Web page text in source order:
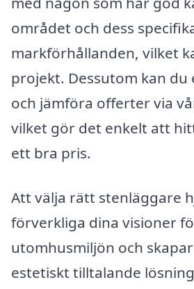
området och dess
markförhållanden, vilket
projekt. Dessutom kan du
och jämföra offerter via
vilket gör det enkelt att
ett bra pris.
Att välja rätt stenläggare
förverkliga dina visioner
utomhusmiljön och
estetiskt tilltalande